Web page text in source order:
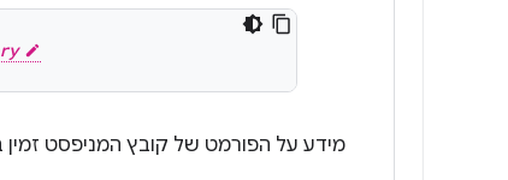
מידע על הפורמט של קובץ המניפסט